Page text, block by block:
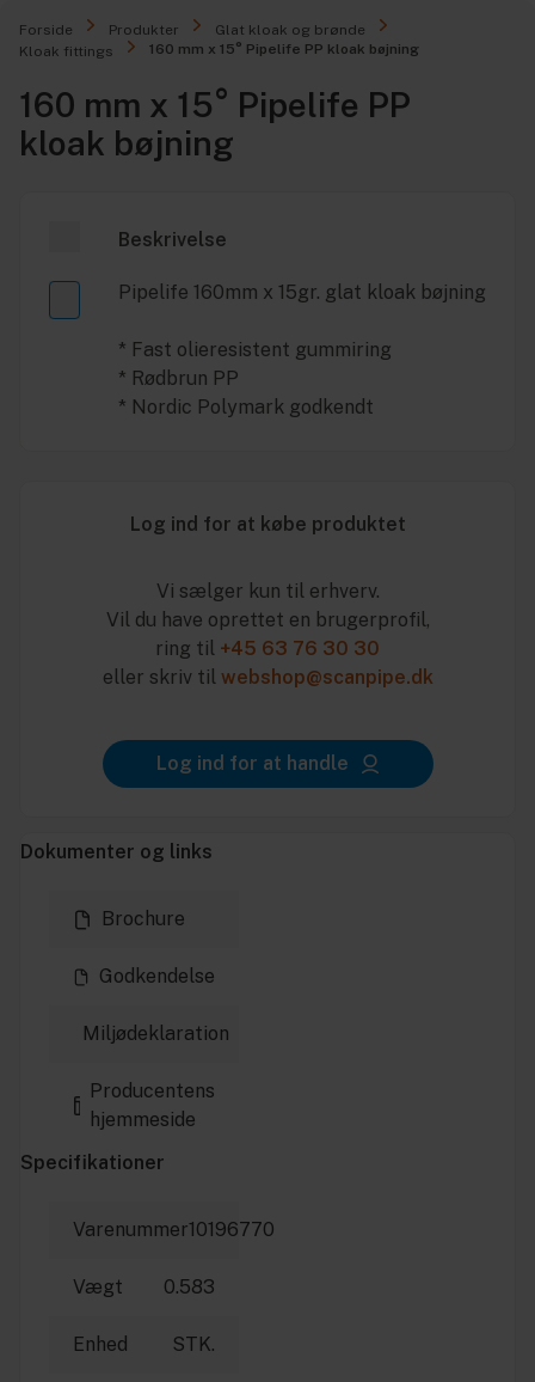
Forside Produkter
Glat kloak og brønde
Kloak fittings
160 mm x 15° Pipelife PP kloak bøjning
160 mm x 15° Pipelife PP
kloak bøjning
Beskrivelse
Pipelife 160mm x 15gr. glat kloak bøjning
* Fast olieresistent gummiring
* Rødbrun PP
* Nordic Polymark godkendt
Log ind for at købe produktet
Vi sælger kun til erhverv.
Vil du have oprettet en brugerprofil,
ring til +45 63 76 30 30
eller skriv til webshop@scanpipe.dk
Log ind for at handle
Dokumenter og links
Brochure
Godkendelse
Miljødeklaration
Producentens
hjemmeside
Specifikationer
Varenummer10196770
Vægt 0.583
Enhed STK.